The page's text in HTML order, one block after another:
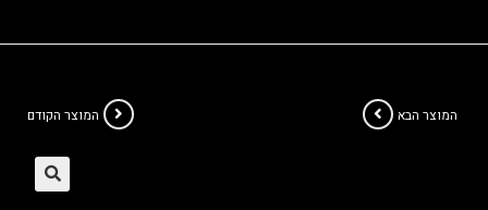
המוצר הקודם המוצר הבא